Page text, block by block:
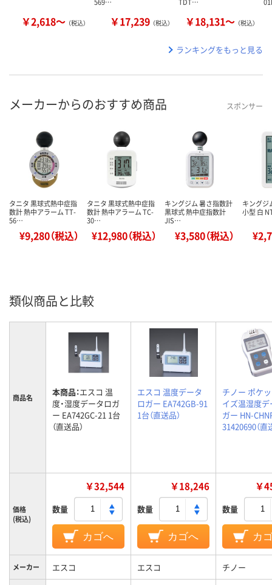
￥2,618～ （税込） ￥17,239 （税込） ￥18,131～ （税込）
ランキングをもっと見る
メーカーからのおすすめ商品 スポンサー
タニタ 黒球式熱中症指
数計 熱中アラーム TT-
56…
¥9,280（税込）
タニタ 黒球式熱中症指
数計 熱中アラーム TC-
30…
¥12,980（税込）
キングジム 暑さ指数計
黒球式 熱中症指数計
JIS…
¥3,580（税込）
キングジ
小型 白
類似商品と比較
商品名 本商品：エスコ 温
度・湿度データロガ
ー EA742GC-21 1台
（直送品）
エスコ 温度データ
ロガー EA742GB-91
1台（直送品）
チノー ポケ
イズ温湿度
ガー HN-
31420690（直
価格
(税込)
￥32,544
数量
カゴへ
￥18,246
数量
カゴへ
￥
数量
カ
メーカー エスコ エスコ チノー